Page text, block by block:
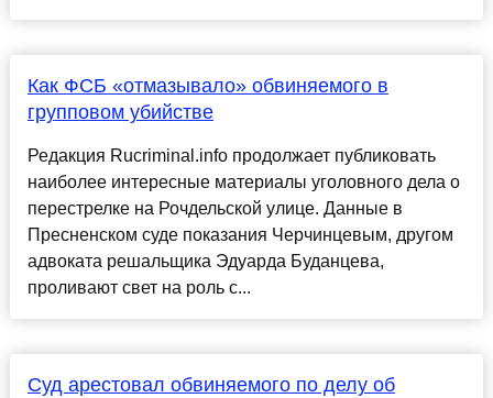
Как ФСБ «отмазывало» обвиняемого в
групповом убийстве
Редакция Rucriminal.info продолжает публиковать
наиболее интересные материалы уголовного дела о
перестрелке на Рочдельской улице. Данные в
Пресненском суде показания Черчинцевым, другом
адвоката решальщика Эдуарда Буданцева,
проливают свет на роль с...
Суд арестовал обвиняемого по делу об